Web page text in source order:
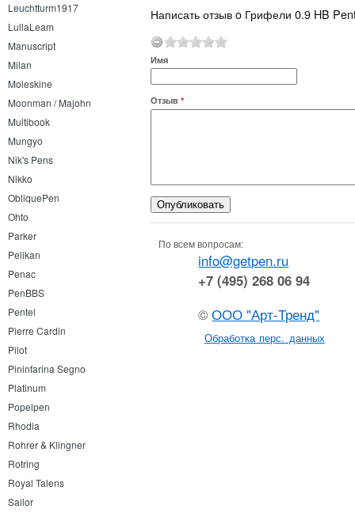
Leuchtturm1917
LullaLeam
Manuscript
Milan
Moleskine
Moonman / Majohn
Multibook
Mungyo
Nik's Pens
Nikko
ObliquePen
Ohto
Parker
Pelikan
Penac
PenBBS
Pentel
Pierre Cardin
Pilot
Pininfarina Segno
Platinum
Popelpen
Rhodia
Rohrer & Klingner
Rotring
Royal Talens
Sailor
Написать отзыв o Грифели 0.9 HB
Имя
Отзыв *
По всем вопросам:
info@getpen.ru
+7 (495) 268 06 94
©ООО "Арт-Тренд"
Обработка перс. данных